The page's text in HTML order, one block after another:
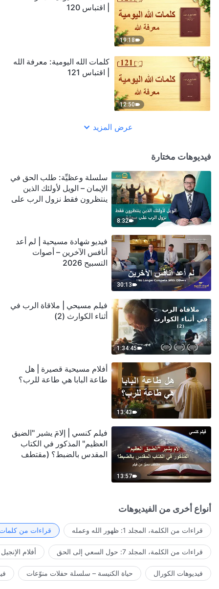
19:18
| اقتباس 120
12:50
كلمات الله اليومية: معرفة الله
| اقتباس 121
عرض المزيد
فيديوهات مختارة
8:32
سلسلة وعظيِّة: طلب الحق في
الإيمان – الويل لأولئك الذين
ينتظرون فقط نزول الرب على
30:13
فيديو شهادة مسيحية | لم أعد
أنافس الآخرين – أصوات
التسبيح 2026
1:34:45
فيلم مسيحي | ملاقاة الرب في
أثناء الكوارث (2)
13:43
أفلام مسيحية قصيرة | هل
طاعة البابا هي طاعة للرب؟
13:57
فيلم كنسي | إلامَ يشير "الضيق
العظيم" المذكور في الكتاب
المقدس بالضبط؟ (مقتطف
أنواع أخرى من الفيديوهات
قراءات من الكلمة، المجلد 1: ظهور الله وعمله قراءات من كلمات
قراءات من الكلمة، المجلد 7: حول السعي إلى الحق أفلام الإنجيل
فيديوهات الكورال حياة الكنيسة – سلسلة حفلات منوّعات